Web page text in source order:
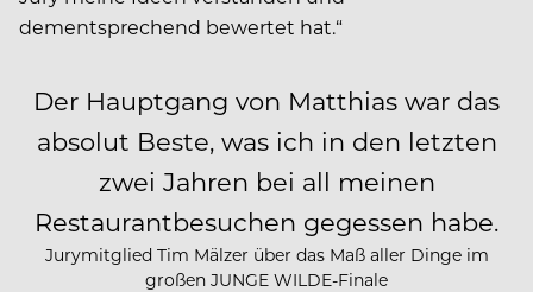
dementsprechend bewertet hat.“
Der Hauptgang von Matthias war das
absolut Beste, was ich in den letzten
zwei Jahren bei all meinen
Restaurantbesuchen gegessen habe.
Jurymitglied Tim Mälzer über das Maß aller Dinge im
großen JUNGE WILDE-Finale